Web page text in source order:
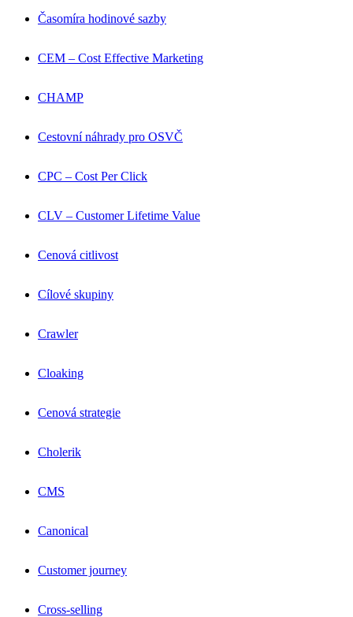
Časomíra hodinové sazby
CEM – Cost Effective Marketing
CHAMP
Cestovní náhrady pro OSVČ
CPC – Cost Per Click
CLV – Customer Lifetime Value
Cenová citlivost
Cílové skupiny
Crawler
Cloaking
Cenová strategie
Cholerik
CMS
Canonical
Customer journey
Cross-selling